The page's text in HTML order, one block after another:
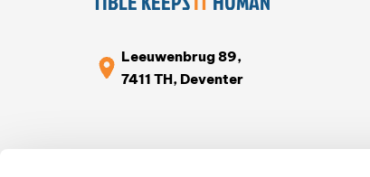
Leeuwenbrug 89,
7411 TH, Deventer